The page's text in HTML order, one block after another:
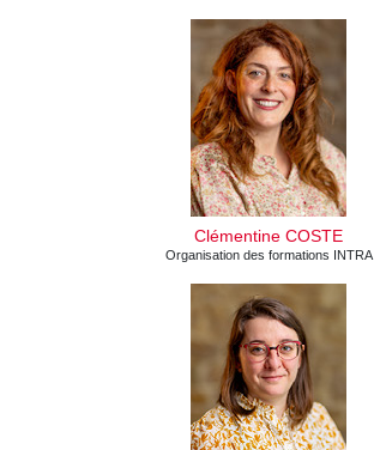
Clémentine COSTE
Organisation des formations INTRA